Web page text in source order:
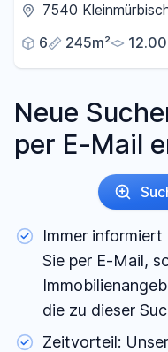
7540
6
245m²
Neue
per E-Mail
Immer
Sie per E-Mail,
die zu dieser
Zeitvorteil: